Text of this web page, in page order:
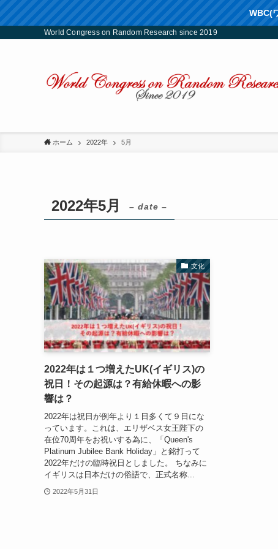
WBC(
World Congress on Random Research since 2019
ホーム 2022年 5月
2022年5月 – date –
文化
2022年は１つ増えたUK(イギリス)の
祝日！その起源は？有給休暇への影
響は？
2022年は祝日が例年より１日多くて９日にな
っています。これは、エリザベス女王陛下の
在位70周年をお祝いする為に、「Queen's
Platinum Jubilee Bank Holiday」と銘打って
2022年だけの臨時祝日としました。 ちなみに
イギリスは日本だけの俗語で、正式名称...
2022年5月31日